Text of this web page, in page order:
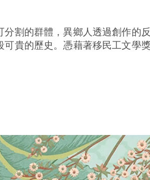
割的群體，異鄉人透過創作的反
貴的歷史。憑藉著移民工文學